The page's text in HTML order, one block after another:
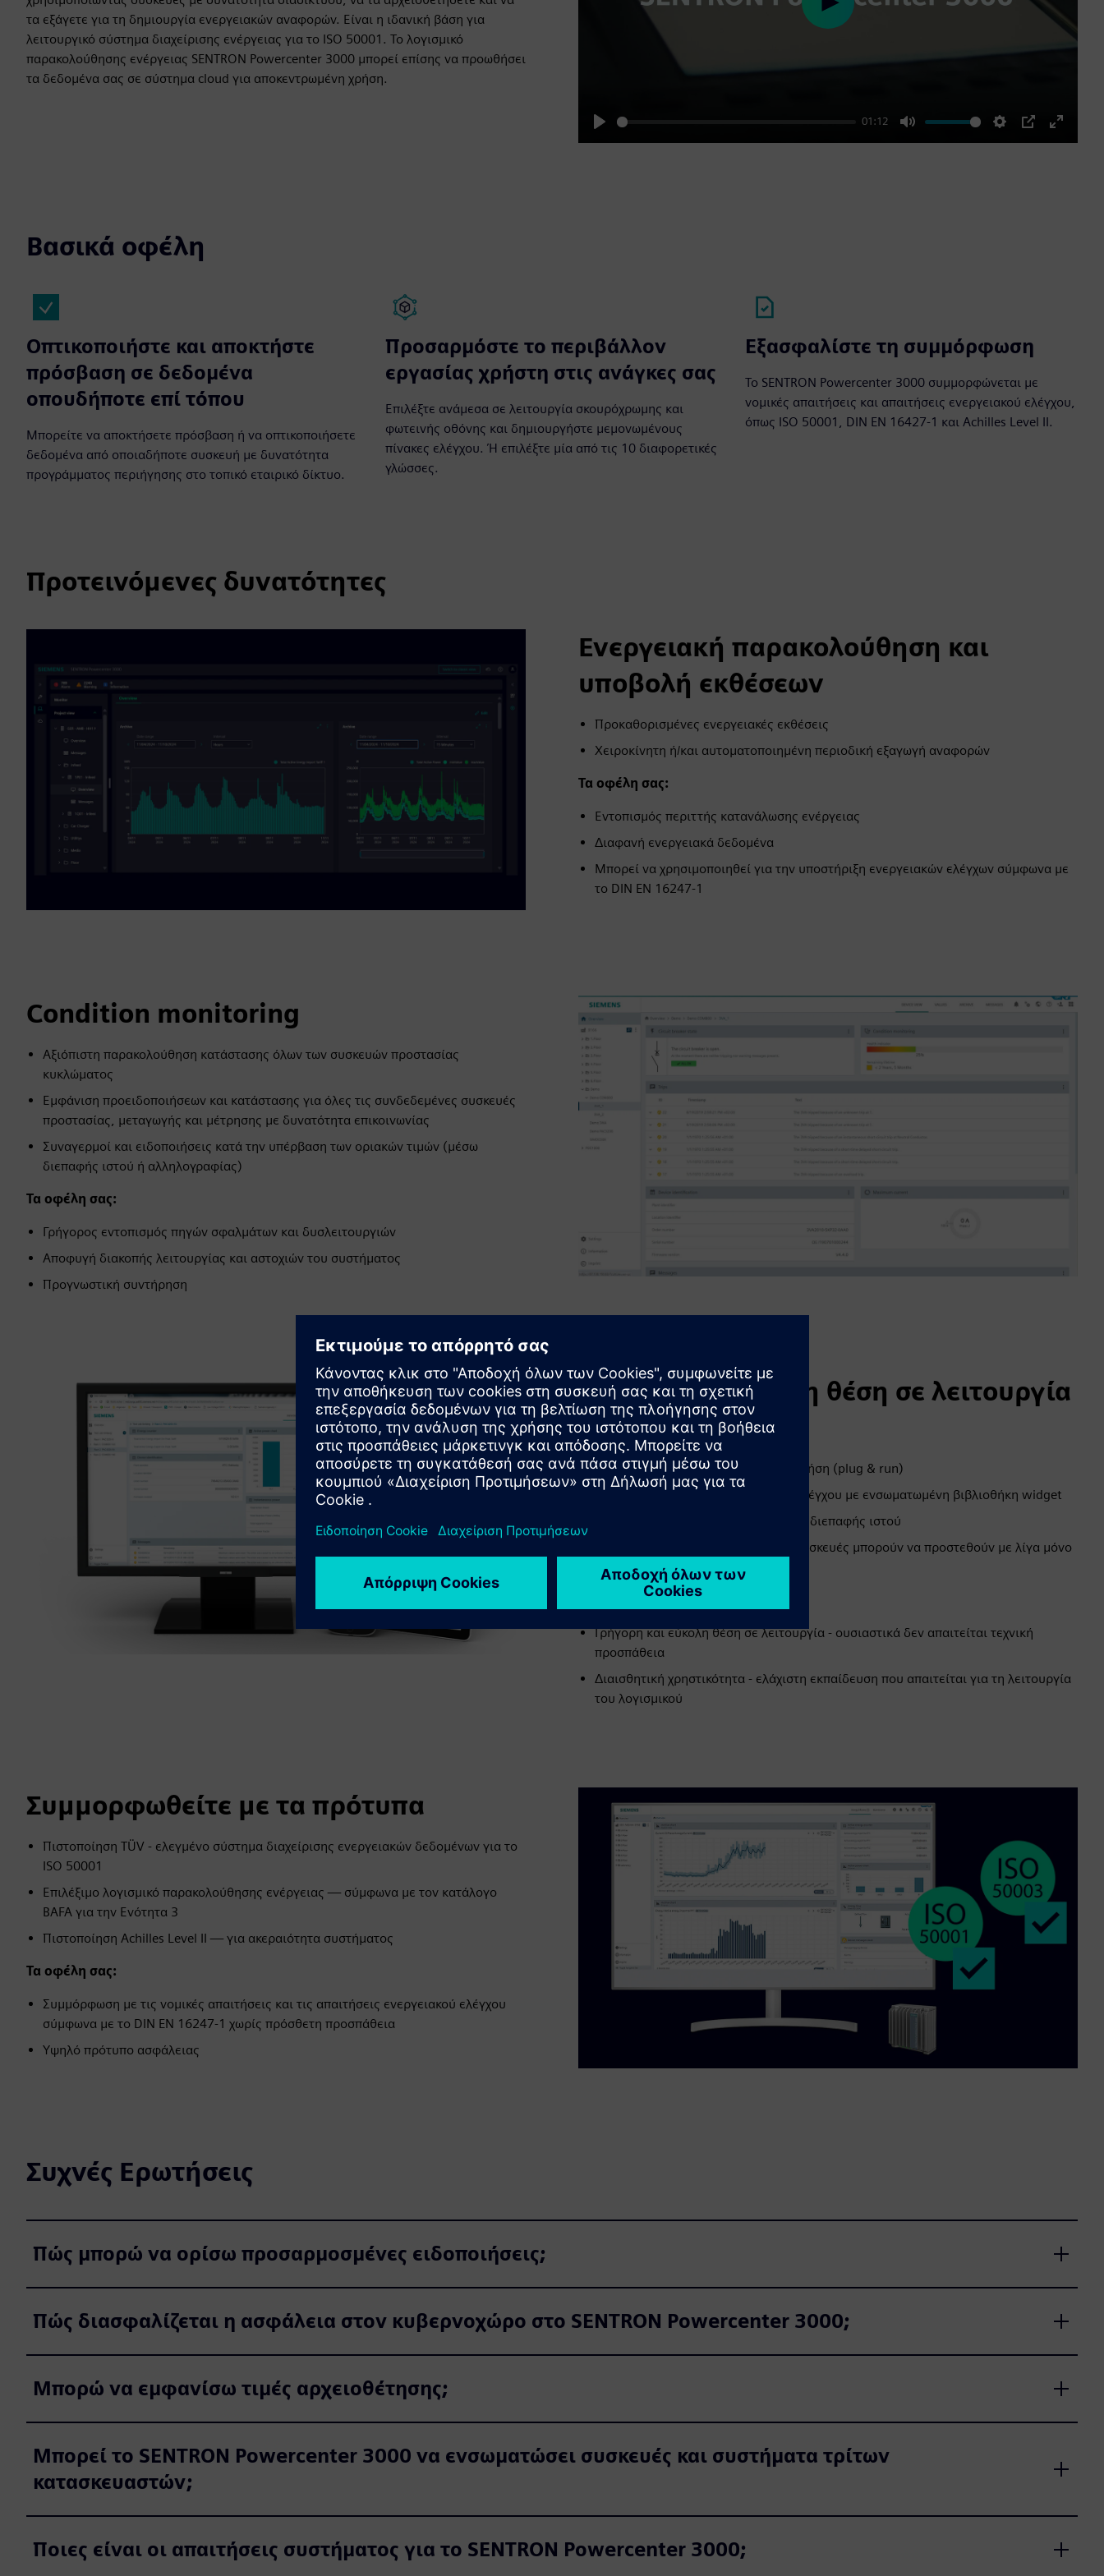
τα εξάγετε για τη δημιουργία ενεργειακών αναφορών. Είναι η ιδανική βάση για
λειτουργικό σύστημα διαχείρισης ενέργειας για το ISO 50001. Το λογισμικό
παρακολούθησης ενέργειας SENTRON Powercenter 3000 μπορεί επίσης να προωθήσει
τα δεδομένα σας σε σύστημα cloud για αποκεντρωμένη χρήση.
Play
01:12
Mute Settings
PIP
Enter
Play
Βασικά οφέλη
Οπτικοποιήστε και αποκτήστε
πρόσβαση σε δεδομένα
οπουδήποτε επί τόπου
Μπορείτε να αποκτήσετε πρόσβαση ή να οπτικοποιήσετε
δεδομένα από οποιαδήποτε συσκευή με δυνατότητα
προγράμματος περιήγησης στο τοπικό εταιρικό δίκτυο.
Προσαρμόστε το περιβάλλον
εργασίας χρήστη στις ανάγκες σας
Επιλέξτε ανάμεσα σε λειτουργία σκουρόχρωμης και
φωτεινής οθόνης και δημιουργήστε μεμονωμένους
πίνακες ελέγχου. Ή επιλέξτε μία από τις 10 διαφορετικές
γλώσσες.
Εξασφαλίστε τη συμμόρφωση
Το SENTRON Powercenter 3000 συμμορφώνεται με
νομικές απαιτήσεις και απαιτήσεις ενεργειακού ελέγχου,
όπως ISO 50001, DIN EN 16427-1 και Achilles Level II.
Προτεινόμενες δυνατότητες
Ενεργειακή παρακολούθηση και
υποβολή εκθέσεων
Προκαθορισμένες ενεργειακές εκθέσεις
Χειροκίνητη ή/και αυτοματοποιημένη περιοδική εξαγωγή αναφορών
Τα οφέλη σας:
Εντοπισμός περιττής κατανάλωσης ενέργειας
Διαφανή ενεργειακά δεδομένα
Μπορεί να χρησιμοποιηθεί για την υποστήριξη ενεργειακών ελέγχων σύμφωνα με
το DIN EN 16247-1
Condition monitoring
Αξιόπιστη παρακολούθηση κατάστασης όλων των συσκευών προστασίας
κυκλώματος
Εμφάνιση προειδοποιήσεων και κατάστασης για όλες τις συνδεδεμένες συσκευές
προστασίας, μεταγωγής και μέτρησης με δυνατότητα επικοινωνίας
Συναγερμοί και ειδοποιήσεις κατά την υπέρβαση των οριακών τιμών (μέσω
διεπαφής ιστού ή αλληλογραφίας)
Τα οφέλη σας:
Γρήγορος εντοπισμός πηγών σφαλμάτων και δυσλειτουργιών
Αποφυγή διακοπής λειτουργίας και αστοχιών του συστήματος
Προγνωστική συντήρηση
Απολαύστε εύκολη θέση σε λειτουργία
και λειτουργία
Προεγκατεστημένο και έτοιμο για χρήση (plug & run)
Ελεύθερα διαμορφώσιμοι πίνακες ελέγχου με ενσωματωμένη βιβλιοθήκη widget
Οπτικοποίηση μέσω ενσωματωμένης διεπαφής ιστού
Σάρωση δικτύου - δευτερεύουσες συσκευές μπορούν να προστεθούν με λίγα μόνο
κλικ
Τα οφέλη σας:
Γρήγορη και εύκολη θέση σε λειτουργία - ουσιαστικά δεν απαιτείται τεχνική
προσπάθεια
Διαισθητική χρηστικότητα - ελάχιστη εκπαίδευση που απαιτείται για τη λειτουργία
του λογισμικού
Συμμορφωθείτε με τα πρότυπα
Πιστοποίηση TÜV - ελεγμένο σύστημα διαχείρισης ενεργειακών δεδομένων για το
ISO 50001
Επιλέξιμο λογισμικό παρακολούθησης ενέργειας — σύμφωνα με τον κατάλογο
BAFA για την Ενότητα 3
Πιστοποίηση Achilles Level II — για ακεραιότητα συστήματος
Τα οφέλη σας:
Συμμόρφωση με τις νομικές απαιτήσεις και τις απαιτήσεις ενεργειακού ελέγχου
σύμφωνα με το DIN EN 16247-1 χωρίς πρόσθετη προσπάθεια
Υψηλό πρότυπο ασφάλειας
Συχνές Ερωτήσεις
Πώς μπορώ να ορίσω προσαρμοσμένες ειδοποιήσεις;
Πώς διασφαλίζεται η ασφάλεια στον κυβερνοχώρο στο SENTRON Powercenter 3000;
Μπορώ να εμφανίσω τιμές αρχειοθέτησης;
Μπορεί το SENTRON Powercenter 3000 να ενσωματώσει συσκευές και συστήματα τρίτων
κατασκευαστών;
Ποιες είναι οι απαιτήσεις συστήματος για το SENTRON Powercenter 3000;